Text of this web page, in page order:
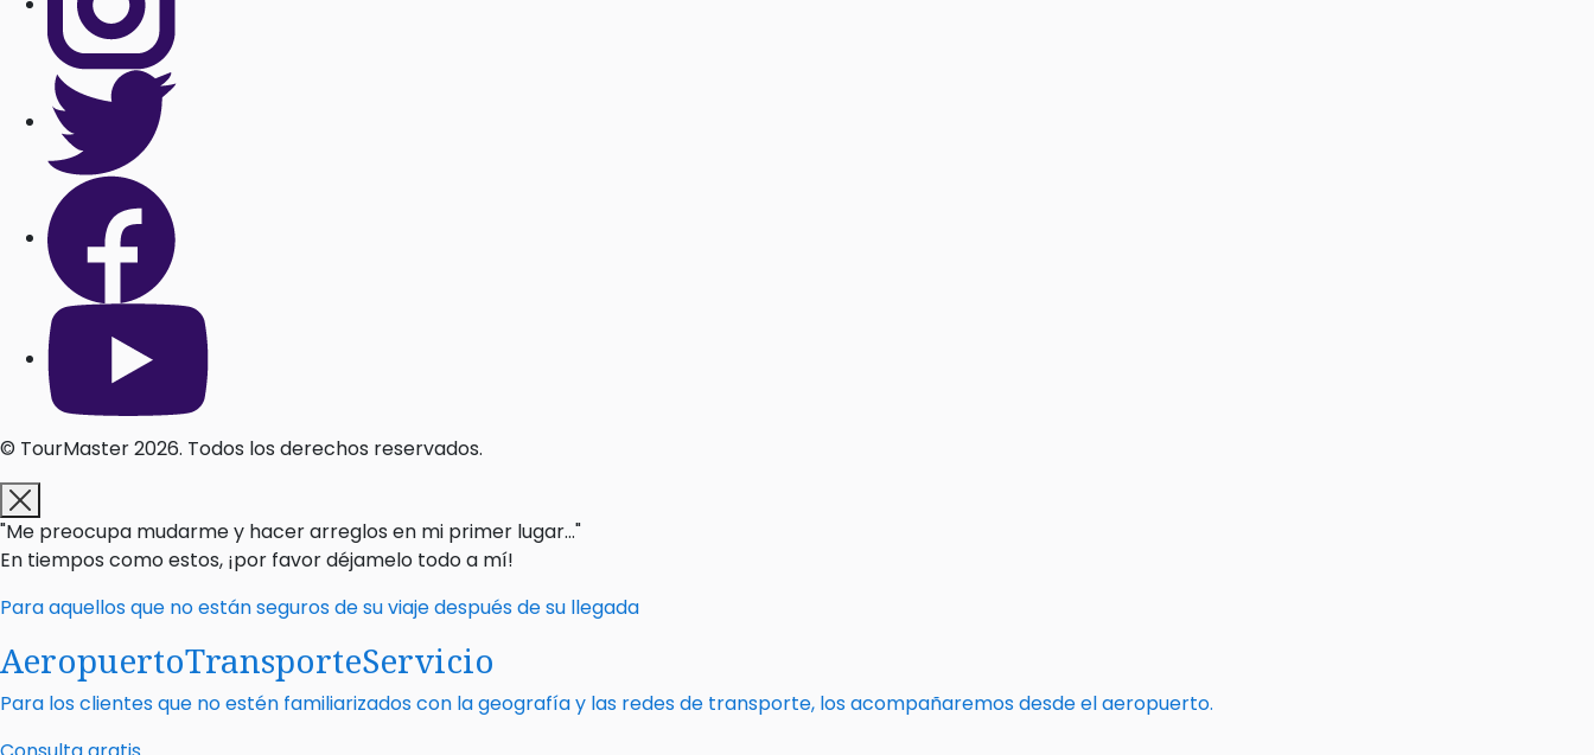
© TourMaster 2026. Todos los derechos reservados.
"Me preocupa mudarme y hacer arreglos en mi primer lugar..."
En tiempos como estos, ¡por favor déjamelo todo a mí!
Para aquellos que no están seguros de su viaje después de su llegada
AeropuertoTransporteServicio
Para los clientes que no estén familiarizados con la geografía y las redes de transporte, los acompañaremos desde el aeropuerto.